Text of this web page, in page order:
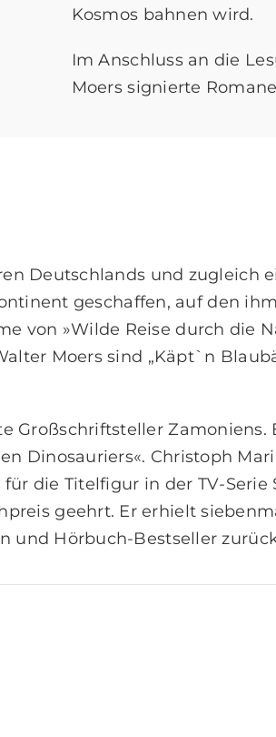
Kosmos bahnen wird.
Im Anschluss an die
Moers signierte
Deutschlands und zugleich
geschaffen, auf den
von »Wilde Reise durch die
Moers sind „Käpt`n
Zamoniens.
Dinosauriers«. Christoph
die Titelfigur in der TV-
geehrt. Er erhielt
und Hörbuch-Bestseller